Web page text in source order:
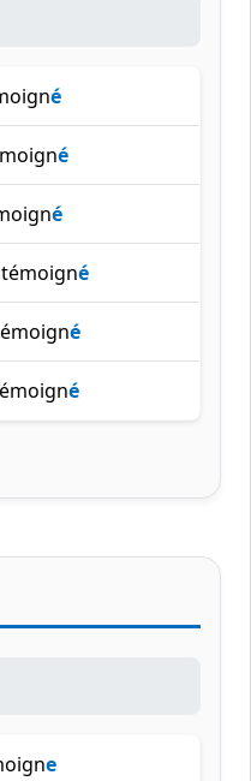
é
é
é
é
é
é
e